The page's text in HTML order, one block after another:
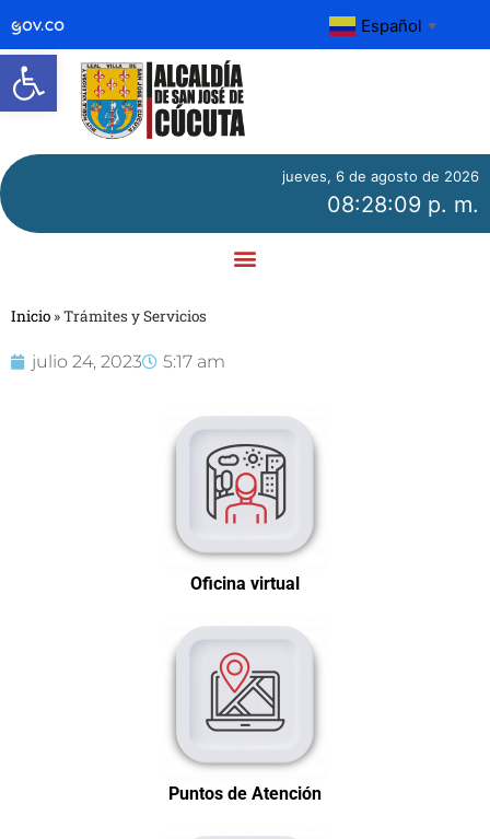
Abrir barra de herramientas
Español ▼
jueves, 6 de agosto de 2026
08:28:09 p. m.
Inicio »Trámites y Servicios
julio 24, 2023 5:17 am
Oficina virtual
Puntos de Atención